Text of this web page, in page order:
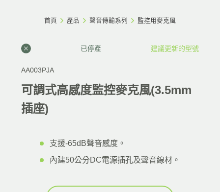
首頁 產品 聲音傳輸系列 監控用麥克風
已停產 建議更新的型號
AA003PJA
可調式高感度監控麥克風(3.5mm
插座)
支援-65dB聲音感度。
內建50公分DC電源插孔及聲音線材。